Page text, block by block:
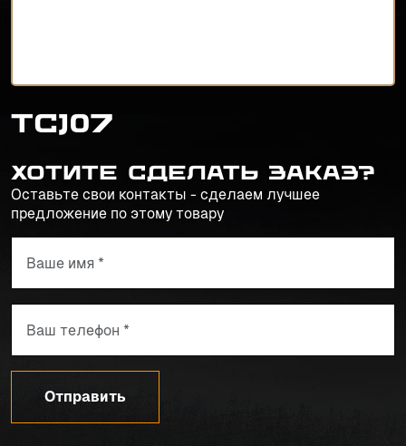
TCJ07
Хотите сделать заказ?
Оставьте свои контакты - сделаем лучшее
предложение по этому товару
Отправить